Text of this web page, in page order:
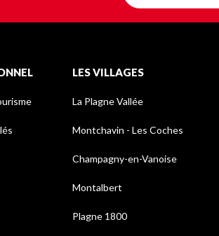
LES VILLAGES
La Plagne Vallée
Montchavin - Les Coches
Champagny-en-Vanoise
Montalbert
Plagne 1800